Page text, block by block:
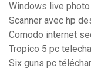
Windows live
Scanner avec hp
Comodo internet
Tropico 5 pc
Six guns pc